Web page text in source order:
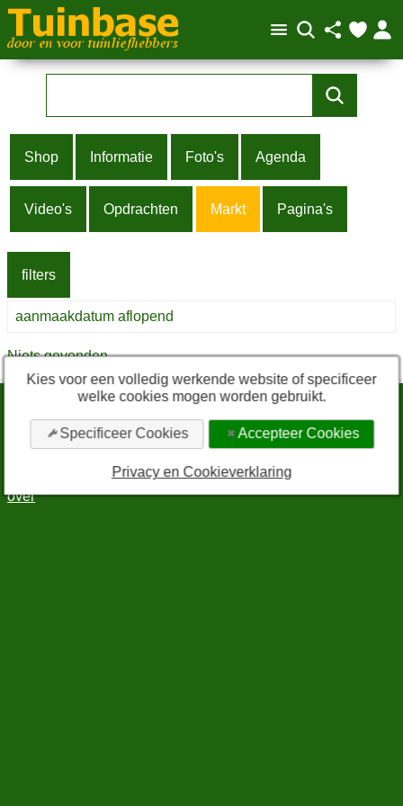
Shop Informatie Foto's Agenda
Video's Opdrachten Markt Pagina's
filters
Niets gevonden
privacy en cookieverklaring
algemene voorwaarden
over
Kies voor een volledig werkende website of specificeer
welke cookies mogen worden gebruikt.
Specificeer Cookies Accepteer Cookies
Privacy en Cookieverklaring